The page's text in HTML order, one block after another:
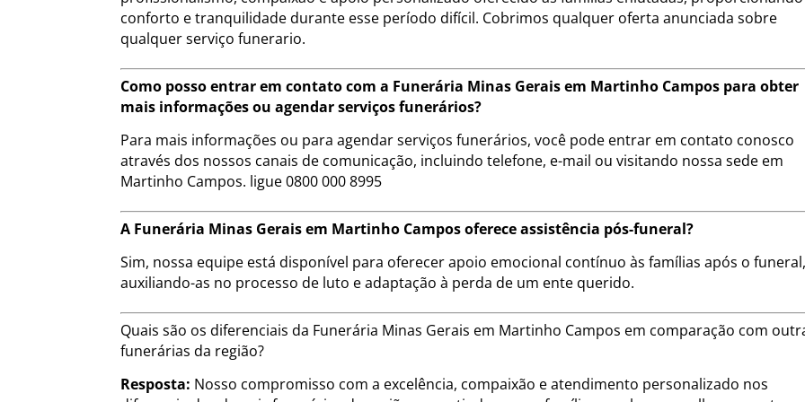
conforto e tranquilidade durante esse período difícil. Cobrimos qualquer oferta anunciada sobre
qualquer serviço funerario.
Como posso entrar em contato com a Funerária Minas Gerais em Martinho Campos para obter
mais informações ou agendar serviços funerários?
Para mais informações ou para agendar serviços funerários, você pode entrar em contato conosco
através dos nossos canais de comunicação, incluindo telefone, e-mail ou visitando nossa sede em
Martinho Campos. ligue 0800 000 8995
A Funerária Minas Gerais em Martinho Campos oferece assistência pós-funeral?
Sim, nossa equipe está disponível para oferecer apoio emocional contínuo às famílias após o
auxiliando-as no processo de luto e adaptação à perda de um ente querido.
Quais são os diferenciais da Funerária Minas Gerais em Martinho Campos em comparação com
funerárias da região?
Resposta: Nosso compromisso com a excelência, compaixão e atendimento personalizado nos